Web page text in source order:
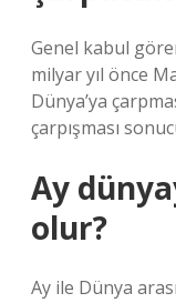
Genel kabul
milyar yıl önce
Dünya’ya
çarpışması
Ay
olur?
Ay ile Dünya